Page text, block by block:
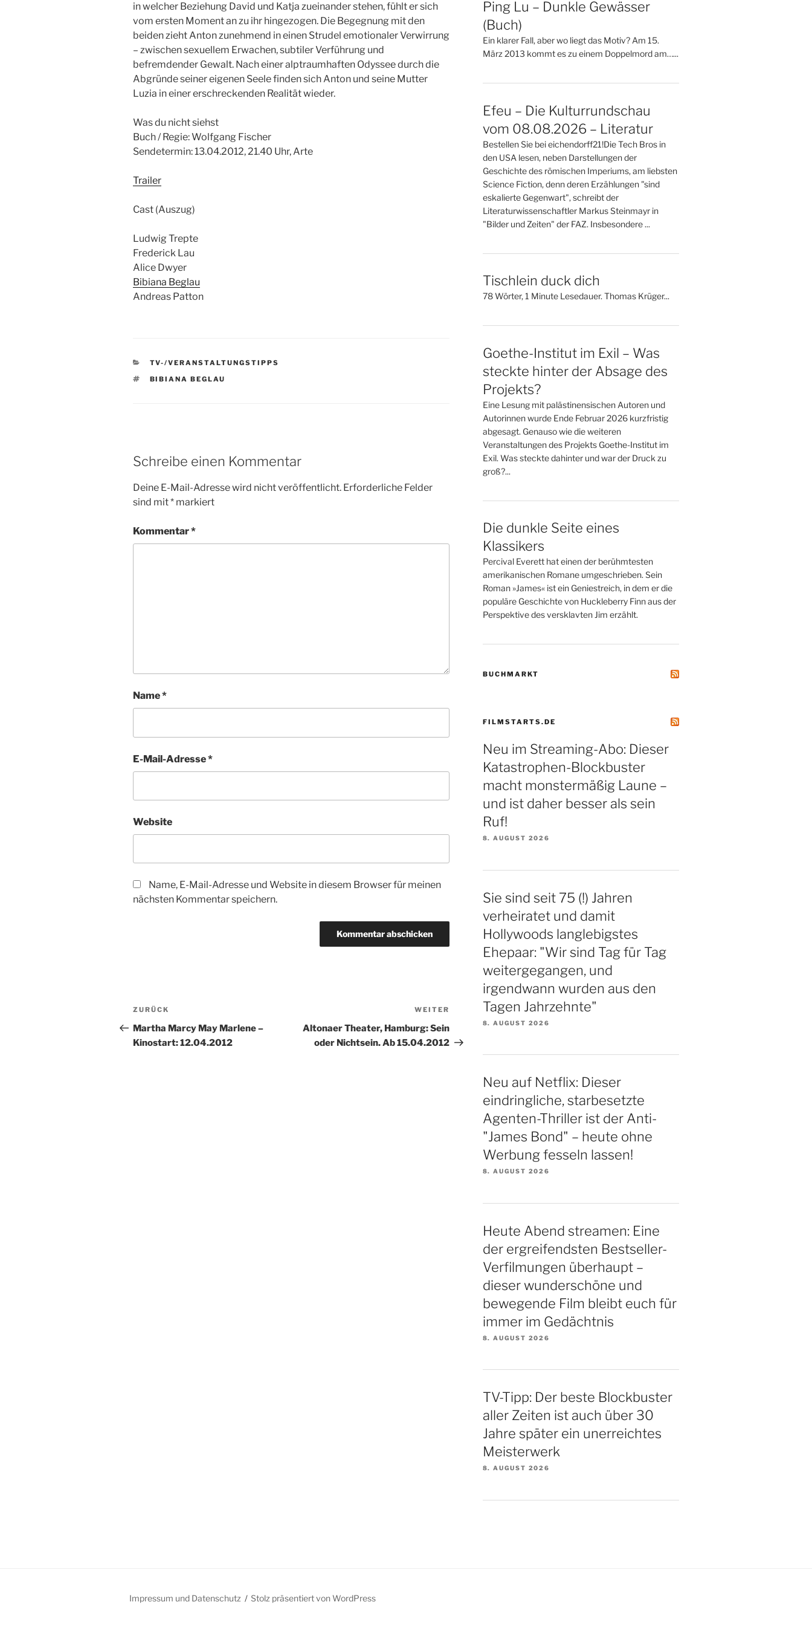
in welcher Beziehung David und Katja zueinander stehen, fühlt er sich
vom ersten Moment an zu ihr hingezogen. Die Begegnung mit den
beiden zieht Anton zunehmend in einen Strudel emotionaler Verwirrung
– zwischen sexuellem Erwachen, subtiler Verführung und
befremdender Gewalt. Nach einer alptraumhaften Odyssee durch die
Abgründe seiner eigenen Seele finden sich Anton und seine Mutter
Luzia in einer erschreckenden Realität wieder.
Was du nicht siehst
Buch / Regie: Wolfgang Fischer
Sendetermin: 13.04.2012, 21.40 Uhr, Arte
Trailer
Cast (Auszug)
Ludwig Trepte
Frederick Lau
Alice Dwyer
Bibiana Beglau
Andreas Patton
KATEGORIEN
TV-/VERANSTALTUNGSTIPPS
SCHLAGWÖRTER
BIBIANA BEGLAU
Schreibe einen Kommentar
Deine E-Mail-Adresse wird nicht veröffentlicht. Erforderliche Felder
sind mit* markiert
Kommentar*
Name*
E-Mail-Adresse*
Website
Name, E-Mail-Adresse und Website in diesem Browser für meinen
nächsten Kommentar speichern.
Beitragsnavigation
Vorheriger
Beitrag
ZURÜCK
Martha Marcy May Marlene –
Kinostart: 12.04.2012
Nächster
Beitrag
WEITER
Altonaer Theater, Hamburg: Sein
oder Nichtsein. Ab 15.04.2012
Ping Lu – Dunkle Gewässer
(Buch)
Ein klarer Fall, aber wo liegt das Motiv? Am 15.
März 2013 kommt es zu einem Doppelmord am…...
Efeu – Die Kulturrundschau
vom 08.08.2026 – Literatur
Bestellen Sie bei eichendorff21!Die Tech Bros in
den USA lesen, neben Darstellungen der
Geschichte des römischen Imperiums, am liebsten
Science Fiction, denn deren Erzählungen "sind
eskalierte Gegenwart", schreibt der
Literaturwissenschaftler Markus Steinmayr in
"Bilder und Zeiten" der FAZ. Insbesondere ...
Tischlein duck dich
78 Wörter, 1 Minute Lesedauer. Thomas Krüger...
Goethe-Institut im Exil – Was
steckte hinter der Absage des
Projekts?
Eine Lesung mit palästinensischen Autoren und
Autorinnen wurde Ende Februar 2026 kurzfristig
abgesagt. Genauso wie die weiteren
Veranstaltungen des Projekts Goethe-Institut im
Exil. Was steckte dahinter und war der Druck zu
groß?...
Die dunkle Seite eines
Klassikers
Percival Everett hat einen der berühmtesten
amerikanischen Romane umgeschrieben. Sein
Roman »James« ist ein Geniestreich, in dem er die
populäre Geschichte von Huckleberry Finn aus der
Perspektive des versklavten Jim erzählt.
BUCHMARKT
FILMSTARTS.DE
Neu im Streaming-Abo: Dieser
Katastrophen-Blockbuster
macht monstermäßig Laune –
und ist daher besser als sein
Ruf!
8. AUGUST 2026
Sie sind seit 75 (!) Jahren
verheiratet und damit
Hollywoods langlebigstes
Ehepaar: "Wir sind Tag für Tag
weitergegangen, und
irgendwann wurden aus den
Tagen Jahrzehnte"
8. AUGUST 2026
Neu auf Netflix: Dieser
eindringliche, starbesetzte
Agenten-Thriller ist der Anti-
"James Bond" – heute ohne
Werbung fesseln lassen!
8. AUGUST 2026
Heute Abend streamen: Eine
der ergreifendsten Bestseller-
Verfilmungen überhaupt –
dieser wunderschöne und
bewegende Film bleibt euch für
immer im Gedächtnis
8. AUGUST 2026
TV-Tipp: Der beste Blockbuster
aller Zeiten ist auch über 30
Jahre später ein unerreichtes
Meisterwerk
8. AUGUST 2026
Impressum und Datenschutz Stolz präsentiert von WordPress